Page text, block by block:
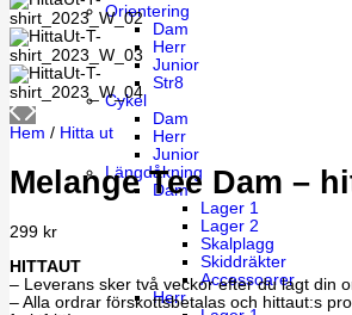
Orientering
Dam
Herr
Junior
Str8
Cykel
Dam
Herr
Junior
Längdåkning
Dam
Lager 1
Lager 2
Skalplagg
Skiddräkter
Accessoarer
Herr
Hem / Hitta ut
Melange Tee Dam –
299 kr
HITTAUT
– Leverans sker två veckor efter du lagt din
– Alla ordrar förskottsbetalas och hittaut:s